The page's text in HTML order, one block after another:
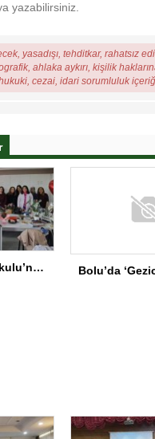
yasadışı, tehditkar, rahatsız
ahlaka aykırı, kişilik
cezai, idari sorumluluk
Iğdır İnönü Ortaokulu’nda Başarının Arkasında Güçlü Yönetim ve Özverili Eğitim Kadrosu Bulunuyor